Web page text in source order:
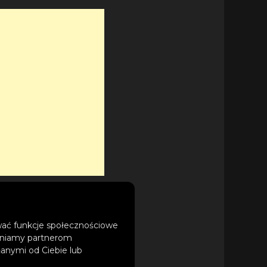
funkcje społecznościowe
partnerom
od Ciebie lub
Hands Up For
Minutes To
(Turn Off